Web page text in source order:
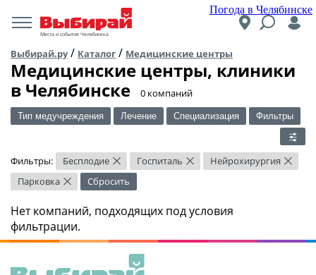
Погода в Челябинске
Места и события Челябинска
Выбирай.ру/ Каталог / Медицинские центры
Медицинские центры, клиники
в Челябинске
​0 компаний
Тип медучреждения Лечение Специализация Фильтры
Фильтры: Бесплодие × Госпиталь × Нейрохирургия ×
Парковка × Сбросить
Нет компаний, подходящих под условия
фильтрации.